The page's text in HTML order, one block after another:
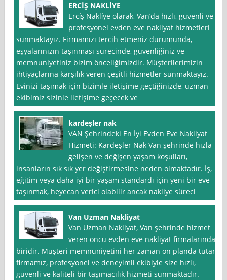
ERCİŞ NAKLİYE
Erci̇ş Nakli̇ye olarak, Van’da hızlı, güvenli ve
profesyonel evden eve nakliyat hizmetleri
sunmaktayız. Firmamızı tercih etmeniz durumunda,
eşyalarınızın taşınması sürecinde, güvenliğiniz ve
memnuniyetiniz bizim önceliğimizdir. Müşterilerimizin
ihtiyaçlarına karşılık veren çeşitli hizmetler sunmaktayız.
Evinizi taşımak için bizimle iletişime geçtiğinizde, uzman
ekibimiz sizinle iletişime geçecek ve
kardeşler nak
VAN Şehrindeki En İyi Evden Eve Nakliyat
Hizmeti: Kardeşler Nak Van şehrinde hızla
gelişen ve değişen yaşam koşulları,
insanların sık sık yer değiştirmesine neden olmaktadır. İş,
eğitim veya daha iyi bir yaşam standardı için yeni bir eve
taşınmak, heyecan verici olabilir ancak nakliye süreci
Van Uzman Nakliyat
Van Uzman Nakliyat, Van şehrinde hizmet
veren öncü evden eve nakliyat firmalarından
biridir. Müşteri memnuniyetini her zaman ön planda tutan
firmamız, profesyonel ve deneyimli ekibiyle size hızlı,
güvenli ve kaliteli bir taşımacılık hizmeti sunmaktadır.